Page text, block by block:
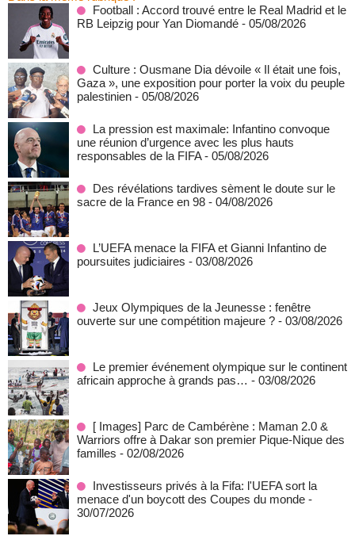
Football : Accord trouvé entre le Real Madrid et le
RB Leipzig pour Yan Diomandé - 05/08/2026
Culture : Ousmane Dia dévoile « Il était une fois,
Gaza », une exposition pour porter la voix du peuple
palestinien - 05/08/2026
La pression est maximale: Infantino convoque
une réunion d’urgence avec les plus hauts
responsables de la FIFA - 05/08/2026
Des révélations tardives sèment le doute sur le
sacre de la France en 98 - 04/08/2026
L’UEFA menace la FIFA et Gianni Infantino de
poursuites judiciaires - 03/08/2026
Jeux Olympiques de la Jeunesse : fenêtre
ouverte sur une compétition majeure ? - 03/08/2026
Le premier événement olympique sur le continent
africain approche à grands pas… - 03/08/2026
[ Images] Parc de Cambérène : Maman 2.0 &
Warriors offre à Dakar son premier Pique-Nique des
familles - 02/08/2026
Investisseurs privés à la Fifa: l'UEFA sort la
menace d'un boycott des Coupes du monde -
30/07/2026